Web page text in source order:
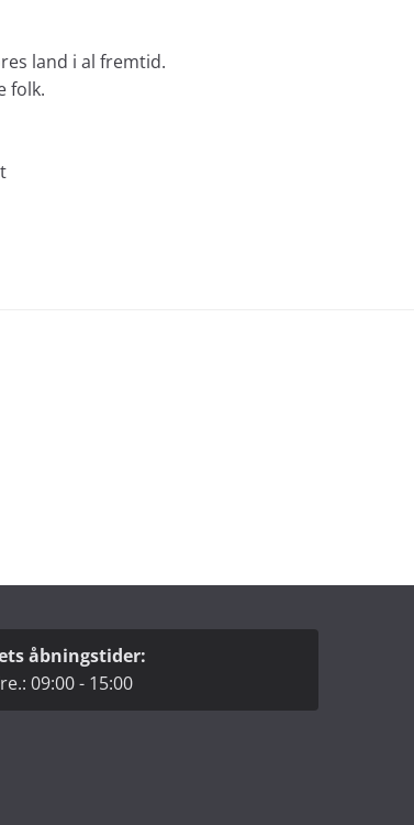
land i al fremtid.
folk.
åbningstider:
09:00 - 15:00